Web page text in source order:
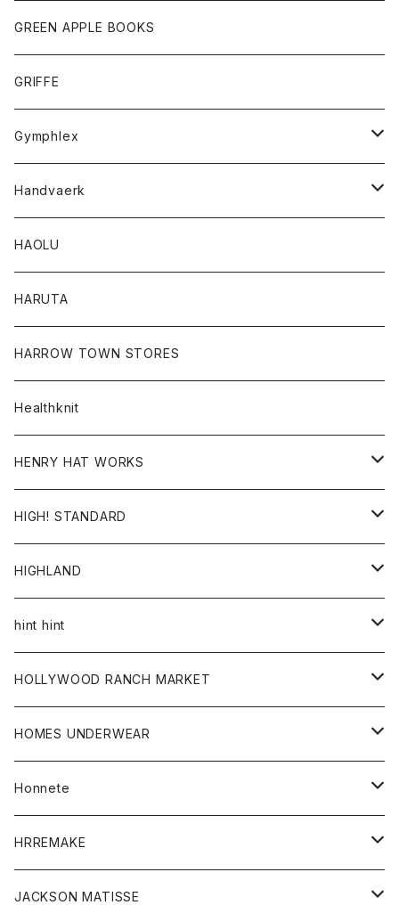
タンクトップ
ショートパンツ
スカート
レディース
スカート
Tシャツ
手袋
トップス
Tシャツ
GREEN APPLE BOOKS
GRIFFE
Gymphlex
アウター
カーディガン
コート
トップス
シャツ
スウェット
レディース
カーディガン
コート
ボトム
パンツ
Handvaerk
トップス
Tシャツ
ロンTEE
HAOLU
HARUTA
HARROW TOWN STORES
Healthknit
HENRY HAT WORKS
帽子
HIGH! STANDARD
アウター
ジャケット
トップス
シャツ
カーディガン
ボトム
グッズ
帽子
HIGHLAND
帽子
hint hint
ストール
HOLLYWOOD RANCH MARKET
アウター
カーディガン
コート
アクセサリー
ウォレット
ストール
キッズ
Tシャツ
グッズ
HOMES UNDERWEAR
アウター
カーディガン
コート
キッズ
Tシャツ
グッズ
Honnete
ブラウス
ワンピース
HRREMAKE
バック
JACKSON MATISSE